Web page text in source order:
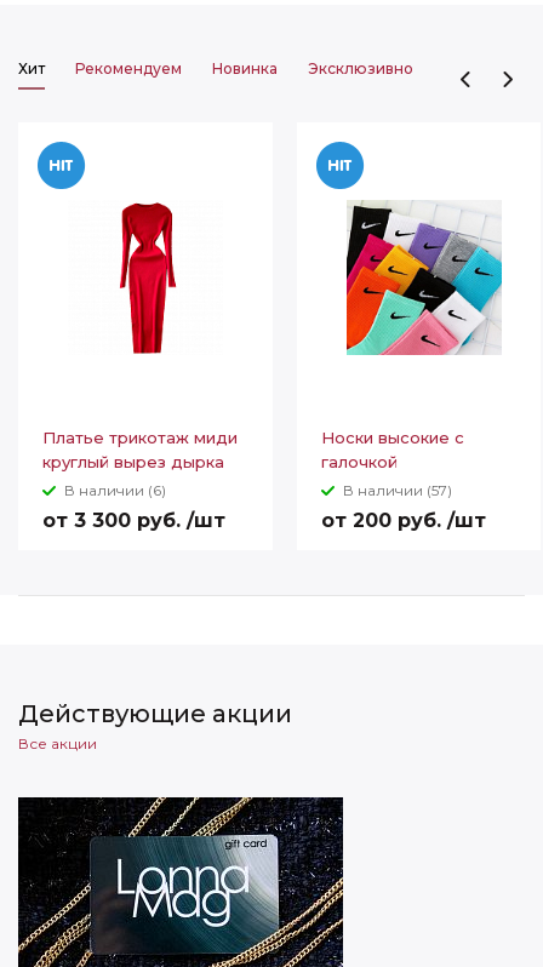
Хит Рекомендуем Новинка Эксклюзивно
Платье трикотаж миди
круглый вырез дырка
под большой палец 2
разреза
В наличии (6)
от 3 300 руб. /шт
Носки высокие с
галочкой
В наличии (57)
от 200 руб. /шт
Действующие акции
Все акции